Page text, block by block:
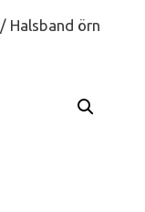
/ Halsband örn